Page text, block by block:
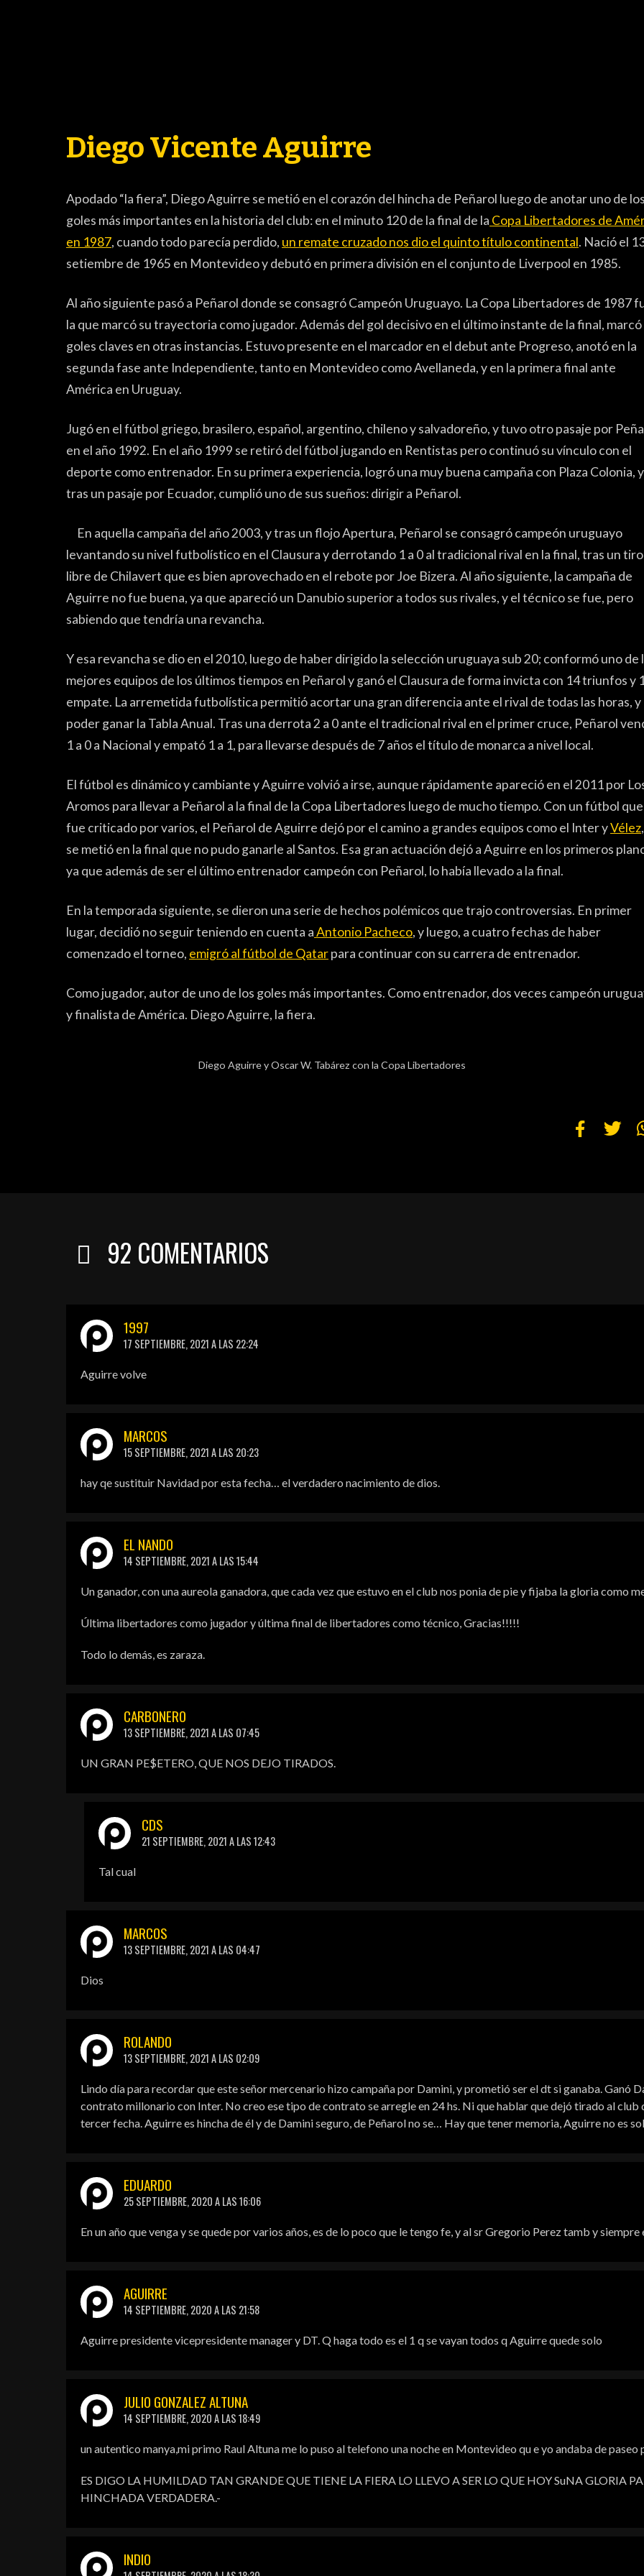
BASKETBALL FÚTBOL FEMENINO
FUTSAL FUTSAL FEMENINO
CONTENIDOS
COLUMNAS
ELECCIONES
TRIBUNA
PEÑAS
ENCUESTAS
EDITORIALES
Diego Vicente Aguirre
Apodado “la fiera”, Diego Aguirre se metió en el corazón del hincha de Peñarol luego de anotar uno de
goles más importantes en la historia del club: en el minuto 120 de la final de la Copa Libertadores de
en 1987, cuando todo parecía perdido, un remate cruzado nos dio el quinto título continental. Nació el
setiembre de 1965 en Montevideo y debutó en primera división en el conjunto de Liverpool en 1985.
Al año siguiente pasó a Peñarol donde se consagró Campeón Uruguayo. La Copa Libertadores de 1987
la que marcó su trayectoria como jugador. Además del gol decisivo en el último instante de la final, marcó
goles claves en otras instancias. Estuvo presente en el marcador en el debut ante Progreso, anotó en la
segunda fase ante Independiente, tanto en Montevideo como Avellaneda, y en la primera final ante
América en Uruguay.
Jugó en el fútbol griego, brasilero, español, argentino, chileno y salvadoreño, y tuvo otro pasaje por
en el año 1992. En el año 1999 se retiró del fútbol jugando en Rentistas pero continuó su vínculo con el
deporte como entrenador. En su primera experiencia, logró una muy buena campaña con Plaza Colonia, y
tras un pasaje por Ecuador, cumplió uno de sus sueños: dirigir a Peñarol.
En aquella campaña del año 2003, y tras un flojo Apertura, Peñarol se consagró campeón uruguayo
levantando su nivel futbolístico en el Clausura y derrotando 1 a 0 al tradicional rival en la final, tras un tiro
libre de Chilavert que es bien aprovechado en el rebote por Joe Bizera. Al año siguiente, la campaña de
Aguirre no fue buena, ya que apareció un Danubio superior a todos sus rivales, y el técnico se fue, pero
sabiendo que tendría una revancha.
Y esa revancha se dio en el 2010, luego de haber dirigido la selección uruguaya sub 20; conformó uno de
mejores equipos de los últimos tiempos en Peñarol y ganó el Clausura de forma invicta con 14 triunfos y
empate. La arremetida futbolística permitió acortar una gran diferencia ante el rival de todas las horas, y
poder ganar la Tabla Anual. Tras una derrota 2 a 0 ante el tradicional rival en el primer cruce, Peñarol
1 a 0 a Nacional y empató 1 a 1, para llevarse después de 7 años el título de monarca a nivel local.
El fútbol es dinámico y cambiante y Aguirre volvió a irse, aunque rápidamente apareció en el 2011 por
Aromos para llevar a Peñarol a la final de la Copa Libertadores luego de mucho tiempo. Con un fútbol que
fue criticado por varios, el Peñarol de Aguirre dejó por el camino a grandes equipos como el Inter yVélez
se metió en la final que no pudo ganarle al Santos. Esa gran actuación dejó a Aguirre en los primeros
ya que además de ser el último entrenador campeón con Peñarol, lo había llevado a la final.
En la temporada siguiente, se dieron una serie de hechos polémicos que trajo controversias. En primer
lugar, decidió no seguir teniendo en cuenta aAntonio Pacheco, y luego, a cuatro fechas de haber
comenzado el torneo, emigró al fútbol de Qatarpara continuar con su carrera de entrenador.
Como jugador, autor de uno de los goles más importantes. Como entrenador, dos veces campeón
y finalista de América. Diego Aguirre, la fiera.
Diego Aguirre y Oscar W. Tabárez con la Copa Libertadores
92 COMENTARIOS
1997
17 SEPTIEMBRE, 2021 A LAS 22:24
Aguirre volve
MARCOS
15 SEPTIEMBRE, 2021 A LAS 20:23
hay qe sustituir Navidad por esta fecha… el verdadero nacimiento de dios.
EL NANDO
14 SEPTIEMBRE, 2021 A LAS 15:44
Un ganador, con una aureola ganadora, que cada vez que estuvo en el club nos ponia de pie y fijaba la gloria como
Última libertadores como jugador y última final de libertadores como técnico, Gracias!!!!!
Todo lo demás, es zaraza.
CARBONERO
13 SEPTIEMBRE, 2021 A LAS 07:45
UN GRAN PE$ETERO, QUE NOS DEJO TIRADOS.
CDS
21 SEPTIEMBRE, 2021 A LAS 12:43
Tal cual
MARCOS
13 SEPTIEMBRE, 2021 A LAS 04:47
Dios
ROLANDO
13 SEPTIEMBRE, 2021 A LAS 02:09
Lindo día para recordar que este señor mercenario hizo campaña por Damini, y prometió ser el dt si ganaba. Ganó
contrato millonario con Inter. No creo ese tipo de contrato se arregle en 24 hs. Ni que hablar que dejó tirado al club
tercer fecha. Aguirre es hincha de él y de Damini seguro, de Peñarol no se… Hay que tener memoria, Aguirre no es
EDUARDO
25 SEPTIEMBRE, 2020 A LAS 16:06
En un año que venga y se quede por varios años, es de lo poco que le tengo fe, y al sr Gregorio Perez tamb y siempre
AGUIRRE
14 SEPTIEMBRE, 2020 A LAS 21:58
Aguirre presidente vicepresidente manager y DT. Q haga todo es el 1 q se vayan todos q Aguirre quede solo
JULIO GONZALEZ ALTUNA
14 SEPTIEMBRE, 2020 A LAS 18:49
un autentico manya,mi primo Raul Altuna me lo puso al telefono una noche en Montevideo qu e yo andaba de paseo
ES DIGO LA HUMILDAD TAN GRANDE QUE TIENE LA FIERA LO LLEVO A SER LO QUE HOY SuNA GLORIA
HINCHADA VERDADERA.-
INDIO